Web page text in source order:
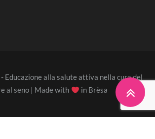
Educazione alla salute attiva nella cura del
al seno | Made with
in Brèsa